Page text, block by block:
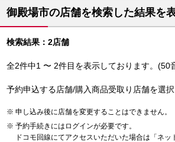
御殿場市の店舗を検索した結果を
検索結果：2店舗
全2件中1 〜 2件目を表示しております。(50
予約申込する店舗/購入商品受取り店舗を選択
申し込み後に店舗を変更することはできません。
予約手続きにはログインが必要です。
ドコモ回線にてアクセスいただいた場合は「ネ